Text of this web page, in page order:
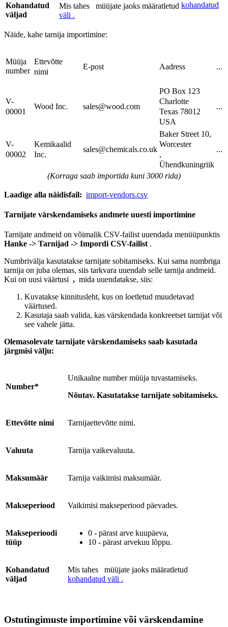
Kohandatud
väljad
Mis tahes müüjate jaoks määratletud kohandatud
väli .
Näide, kahe tarnija importimine:
Müüja
number
Ettevõtte
nimi
E-post Aadress ...
V-
00001
Wood Inc. sales@wood.com
PO Box 123
Charlotte
Texas 78012
USA
...
V-
00002
Kemikaalid
Inc.
sales@chemicals.co.uk
Baker Street 10,
Worcester
,
Ühendkuningriik
...
(Korraga saab importida kuni 3000 rida)
Laadige alla näidisfail: import-vendors.csv
Tarnijate värskendamiseks andmete uuesti importimine
Tarnijate andmeid on võimalik CSV-failist uuendada menüüpunktis
Hanke -> Tarnijad -> Impordi CSV-failist.
Numbrivälja kasutatakse tarnijate sobitamiseks. Kui sama numbriga
tarnija on juba olemas, siis tarkvara uuendab selle tarnija andmeid.
Kui on uusi väärtusi , mida uuendatakse, siis:
Kuvatakse kinnitusleht, kus on loetletud muudetavad
väärtused.
Kasutaja saab valida, kas värskendada konkreetset tarnijat või
see vahele jätta.
Olemasolevate tarnijate värskendamiseks saab kasutada
järgmisi välju:
Number*
Unikaalne number müüja tuvastamiseks.
Nõutav. Kasutatakse tarnijate sobitamiseks.
Ettevõtte nimi Tarnijaettevõtte nimi.
Valuuta Tarnija vaikevaluuta.
Maksumäär Tarnija vaikimisi maksumäär.
Makseperiood Vaikimisi makseperiood päevades.
Makseperioodi
tüüp
0 - pärast arve kuupäeva,
10 - pärast arvekuu lõppu.
Kohandatud
väljad
Mis tahes
müüjate jaoks määratletud
kohandatud väli .
Ostutingimuste importimine või värskendamine